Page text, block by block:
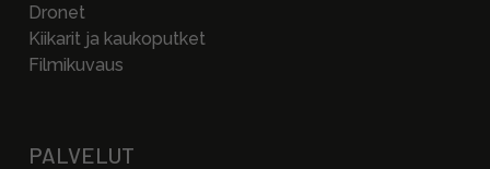
Dronet
Kiikarit ja kaukoputket
Filmikuvaus
PALVELUT